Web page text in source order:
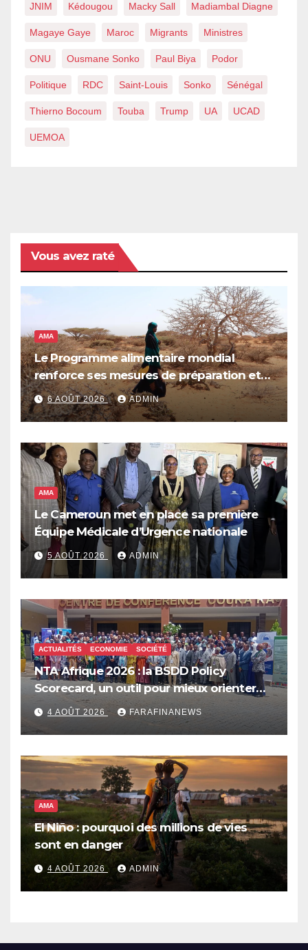
JNIM Kédougou Macky Sall Madiambal Diagne
Magaye Gaye Maroc Migrants Ministres
ONU Ousmane Sonko Paul Biya Podor
Politique RDC Saint-Louis Sonko Sénégal
Thierno Bocoum Touba Trump UA UCAD
UEMOA
Vous avez raté
AMA
Le Programme alimentaire mondial
renforce ses mesures de préparation et
de réponse face à la menace d’El Niño,
qui pourrait plonger des dizaines de
alimentaire aiguë
6 AOÛT 2026 ADMIN
AMA
Le Cameroun met en place sa première
Équipe Médicale d’Urgence nationale
5 AOÛT 2026 ADMIN
ACTUALITÉS ECONOMIE SOCIÉTÉ
NTA Afrique 2026 : la BSDD Policy
Scorecard, un outil pour mieux orienter
les dépenses publiques
4 AOÛT 2026 FARAFINANEWS
AMA
El Niño : pourquoi des millions de vies
sont en danger
4 AOÛT 2026 ADMIN